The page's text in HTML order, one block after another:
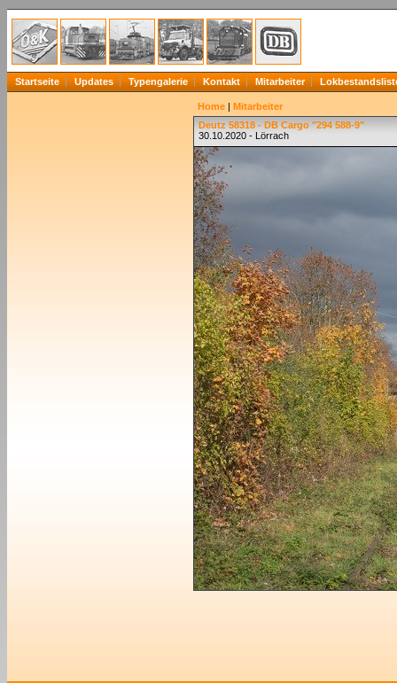
Startseite Updates Typengalerie Kontakt Mitarbeiter
Home | Mitarbeiter
Deutz 58318 - DB Cargo "294 588-9"
30.10.2020 - Lörrach